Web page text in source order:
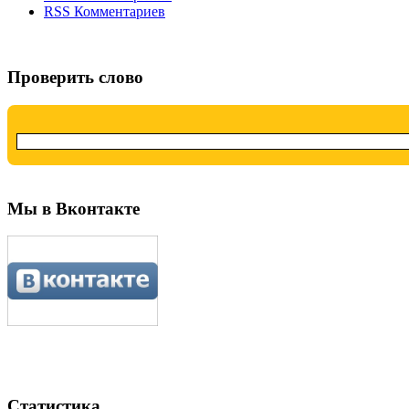
RSS Комментариев
Проверить слово
Мы в Вконтакте